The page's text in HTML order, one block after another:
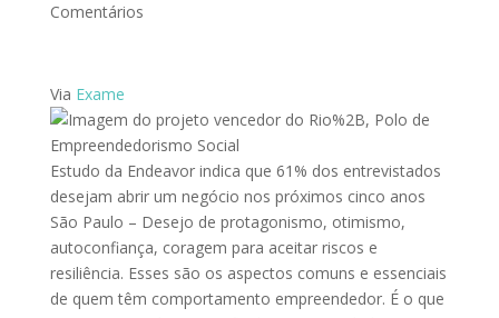
Comentários
Via Exame
Estudo da Endeavor indica que 61% dos entrevistados
desejam abrir um negócio nos próximos cinco anos
São Paulo – Desejo de protagonismo, otimismo,
autoconfiança, coragem para aceitar riscos e
resiliência. Esses são os aspectos comuns e essenciais
de quem têm comportamento empreendedor. É o que